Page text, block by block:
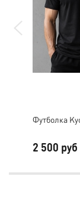
Футболка
2 500 руб